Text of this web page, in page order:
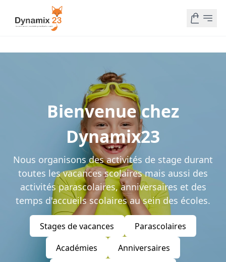
Bienvenue chez
Dynamix23
Nous organisons des activités de stage durant
toutes les vacances scolaires mais aussi des
activités parascolaires, anniversaires et des
temps d'accueils scolaires au sein des écoles.
Stages de vacances
Parascolaires
Académies
Anniversaires